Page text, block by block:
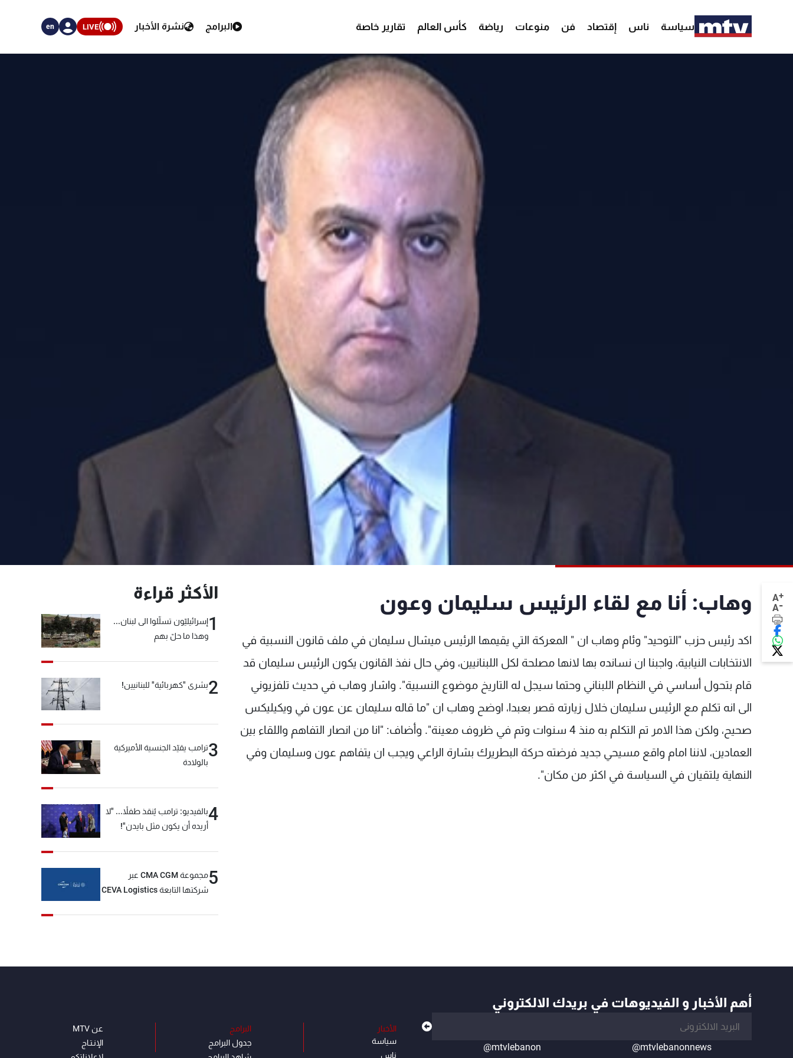
سياسة ناس إقتصاد فن منوعات رياضة كأس العالم تقارير خاصة البرامج نشرة الأخبار LIVE
en
A+
A- وهاب: أنا مع لقاء الرئيس سليمان وعون
اكد رئيس حزب "التوحيد" وئام وهاب ان " المعركة التي يقيمها الرئيس ميشال سليمان في ملف قانون النسبية في
الانتخابات النيابية، واجبنا ان نسانده بها لانها مصلحة لكل اللبنانيين، وفي حال نفذ القانون يكون الرئيس سليمان قد
قام بتحول أساسي في النظام اللبناني وحتما سيجل له التاريخ موضوع النسبية". واشار وهاب في حديث تلفزيوني
الى انه تكلم مع الرئيس سليمان خلال زيارته قصر بعبدا، اوضح وهاب ان "ما قاله سليمان عن عون في ويكيليكس
صحيح، ولكن هذا الامر تم التكلم به منذ 4 سنوات وتم في ظروف معينة". وأضاف: "انا من انصار التفاهم واللقاء بين
العمادين، لاننا امام واقع مسيحي جديد فرضته حركة البطريرك بشارة الراعي ويجب ان يتفاهم عون وسليمان وفي
النهاية يلتقيان في السياسة في اكثر من مكان".
الأكثر قراءة
1إسرائيليّون تسلّلوا الى لبنان...
وهذا ما حلّ بهم
2بشرى "كهربائية" للبنانيين!
3ترامب يقيّد الجنسية الأميركية
بالولادة
4بالفيديو: ترامب يُنقذ طفلاً... "لا
أريده أن يكون مثل بايدن"!
5
مجموعة CMA CGM عبر
شركتها التابعة CEVA Logistics
أهم الأخبار و الفيديوهات في بريدك الالكتروني
@mtvlebanonnews
@mtvlebanon
الأخبار
سياسة
ناس
البرامج
جدول البرامج
عن MTV
الإنـتـاج